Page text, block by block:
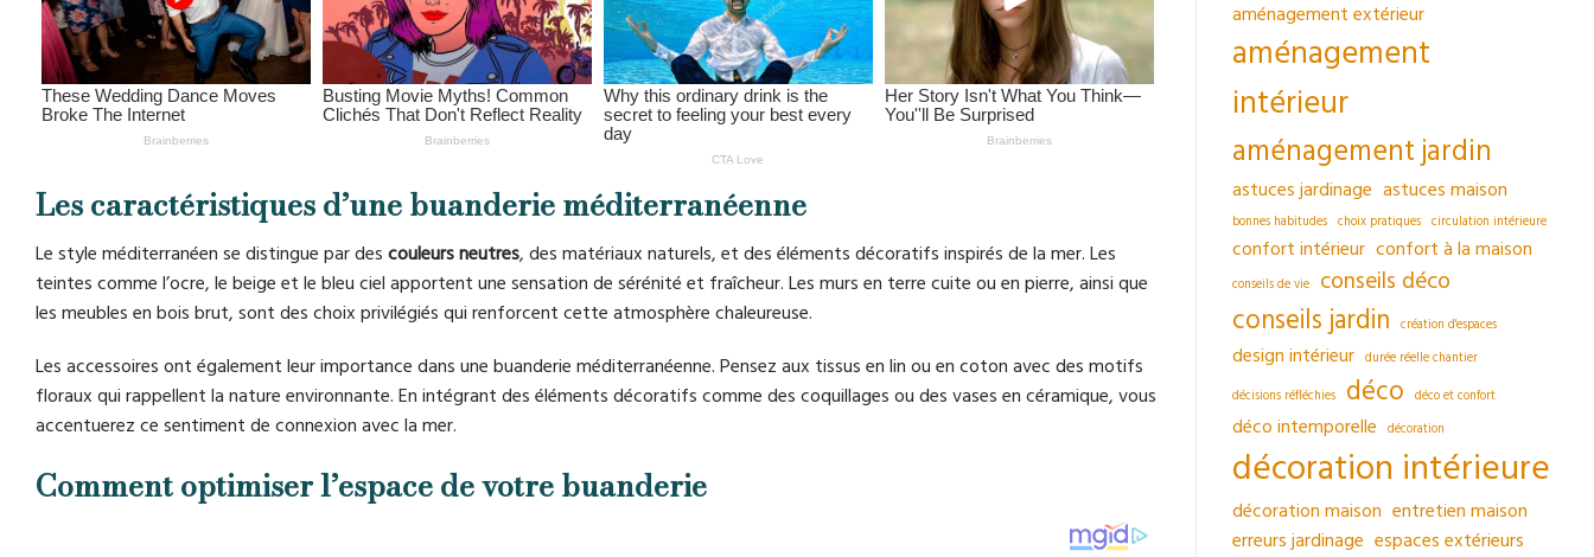
Les caractéristiques d’une buanderie méditerranéenne
Le style méditerranéen se distingue par des couleurs neutres, des matériaux naturels, et des éléments décoratifs inspirés de la mer. Les
teintes comme l’ocre, le beige et le bleu ciel apportent une sensation de sérénité et fraîcheur. Les murs en terre cuite ou en pierre, ainsi que
les meubles en bois brut, sont des choix privilégiés qui renforcent cette atmosphère chaleureuse.
Les accessoires ont également leur importance dans une buanderie méditerranéenne. Pensez aux tissus en lin ou en coton avec des motifs
floraux qui rappellent la nature environnante. En intégrant des éléments décoratifs comme des coquillages ou des vases en céramique, vous
accentuerez ce sentiment de connexion avec la mer.
Comment optimiser l’espace de votre buanderie
aménagement extérieur
aménagement
intérieur
aménagement jardin
astuces jardinage astuces maison
bonnes habitudes choix pratiques circulation intérieure
confort intérieur confort à la maison
conseils de vie conseils déco
conseils jardin création d'espaces
design intérieur durée réelle chantier
décisions réfléchies déco déco et confort
déco intemporelle décoration
décoration intérieure
décoration maison entretien maison
erreurs jardinage espaces extérieurs